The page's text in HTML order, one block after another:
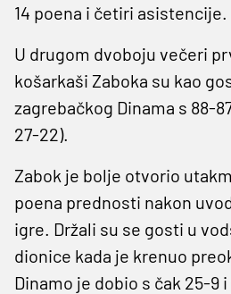
14 poena i četiri asistencije.
U drugom dvoboju večeri
košarkaši Zaboka su kao
zagrebačkog Dinama s 88-
27-22).
Zabok je bolje otvorio
poena prednosti nakon
igre. Držali su se gosti u
dionice kada je krenuo
Dinamo je dobio s čak 25-9